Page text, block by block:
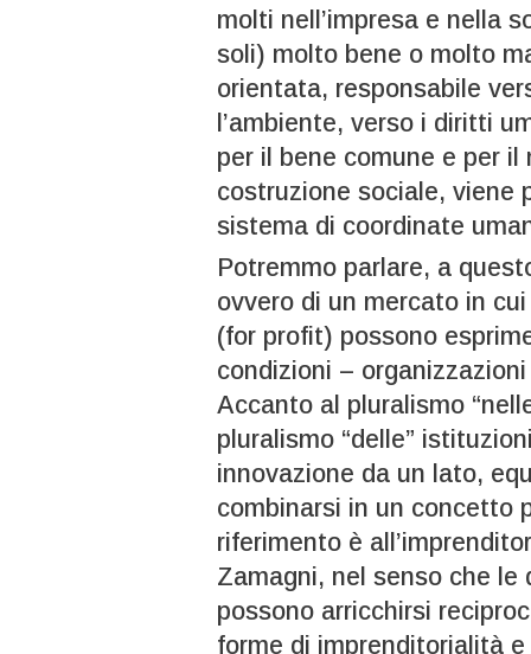
molti nell’impresa e nella
soli) molto bene o molto
orientata, responsabile
l’ambiente, verso i diritti
per il bene comune e per
costruzione sociale, viene
sistema di coordinate
Potremmo parlare, a
ovvero di un mercato in
(for profit) possono
condizioni –
Accanto al pluralismo
pluralismo “delle”
innovazione da un lato,
combinarsi in un concetto
riferimento è
Zamagni, nel senso che
possono arricchirsi
forme di imprenditorialità